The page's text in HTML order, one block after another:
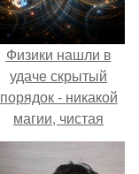
Физики нашли в
удаче скрытый
порядок - никакой
магии, чистая
квантовая
механика.